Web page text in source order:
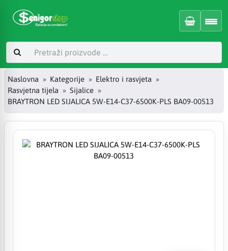
Naslovna Kategorije
Elektro i rasvjeta
Rasvjetna tijela
Sijalice
BRAYTRON LED SIJALICA 5W-E14-C37-6500K-PLS BA09-00513